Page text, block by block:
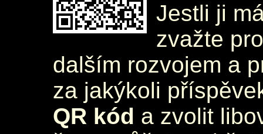
Jestli ji
zvažte
dalším rozvojem a
za jakýkoli
QR kód a zvolit